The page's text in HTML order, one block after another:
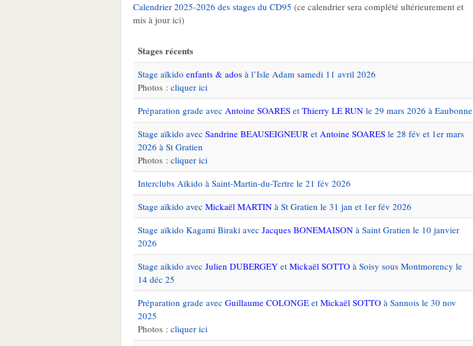
Calendrier 2025-2026 des stages du CD95 (ce calendrier sera complété ultérieurement et
mis à jour ici)
Stages récents
Stage aïkido enfants & ados à l’Isle Adam samedi 11 avril 2026
Photos : cliquer ici
Préparation grade avec Antoine SOARES et Thierry LE RUN le 29 mars 2026 à Eaubonne
Stage aïkido avec Sandrine BEAUSEIGNEUR et Antoine SOARES le 28 fév et 1er mars
2026 à St Gratien
Photos : cliquer ici
Interclubs Aïkido à Saint-Martin-du-Tertre le 21 fév 2026
Stage aïkido avec Mickaël MARTIN à St Gratien le 31 jan et 1er fév 2026
Stage aïkido Kagami Biraki avec Jacques BONEMAISON à Saint Gratien le 10 janvier
2026
Stage aikido avec Julien DUBERGEY et Mickaël SOTTO à Soisy sous Montmorency le
14 déc 25
Préparation grade avec Guillaume COLONGE et Mickaël SOTTO à Sannois le 30 nov
2025
Photos : cliquer ici